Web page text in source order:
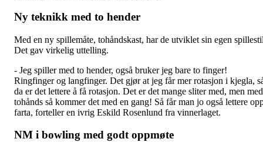
Ny teknikk med to hender
Med en ny spillemåte, tohåndskast, har de utviklet sin egen
Det gav virkelig uttelling.
- Jeg spiller med to hender, også bruker jeg bare to finger!
Ringfinger og langfinger. Det gjør at jeg får mer rotasjon i kjegla,
da er det lettere å få rotasjon. Det er det mange sliter med, men med
tohånds så kommer det med en gang! Så får man jo også lettere
farta, forteller en ivrig Eskild Rosenlund fra vinnerlaget.
NM i bowling med godt oppmøte